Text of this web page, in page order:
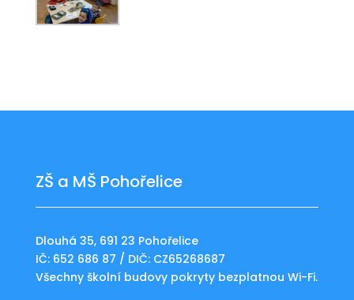
ZŠ a MŠ Pohořelice
Dlouhá 35, 691 23 Pohořelice
IČ: 652 686 87 / DIČ: CZ65268687
Všechny školní budovy pokryty bezplatnou Wi-Fi.